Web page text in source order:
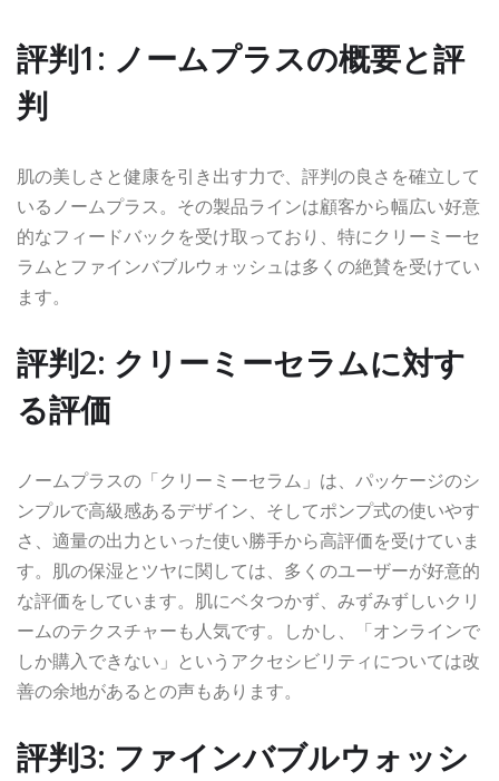
評判1: ノームプラスの概要と評
判
肌の美しさと健康を引き出す力で、評判の良さを確立して
いるノームプラス。その製品ラインは顧客から幅広い好意
的なフィードバックを受け取っており、特にクリーミーセ
ラムとファインバブルウォッシュは多くの絶賛を受けてい
ます。
評判2: クリーミーセラムに対す
る評価
ノームプラスの「クリーミーセラム」は、パッケージのシ
ンプルで高級感あるデザイン、そしてポンプ式の使いやす
さ、適量の出力といった使い勝手から高評価を受けていま
す。肌の保湿とツヤに関しては、多くのユーザーが好意的
な評価をしています。肌にベタつかず、みずみずしいクリ
ームのテクスチャーも人気です。しかし、「オンラインで
しか購入できない」というアクセシビリティについては改
善の余地があるとの声もあります。
評判3: ファインバブルウォッシ